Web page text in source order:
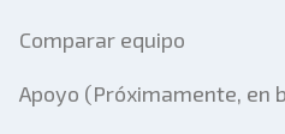
Comparar equipo
Apoyo (Próximamente, en